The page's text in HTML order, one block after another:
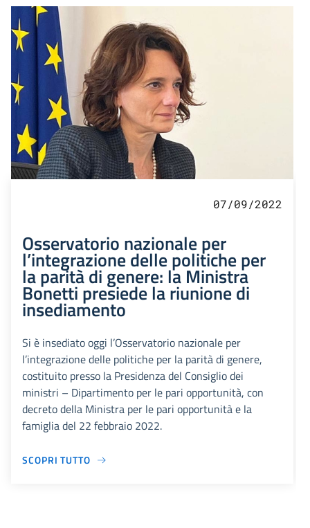
07/09/2022
Osservatorio nazionale per
l’integrazione delle politiche per
la parità di genere: la Ministra
Bonetti presiede la riunione di
insediamento
Si è insediato oggi l’Osservatorio nazionale per
l’integrazione delle politiche per la parità di genere,
costituito presso la Presidenza del Consiglio dei
ministri – Dipartimento per le pari opportunità, con
decreto della Ministra per le pari opportunità e la
famiglia del 22 febbraio 2022.
SCOPRI TUTTO